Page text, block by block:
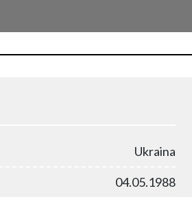
Ukraina
04.05.1988